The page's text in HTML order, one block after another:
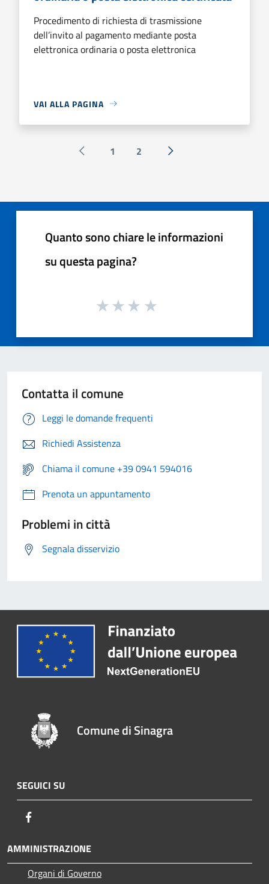
Procedimento di richiesta di trasmissione
dell’invito al pagamento mediante posta
elettronica ordinaria o posta elettronica
VAI ALLA PAGINA
Pagina precedente
1 2 Successiva »
Quanto sono chiare le informazioni
su questa pagina?
Contatta il comune
Leggi le domande frequenti
Richiedi Assistenza
Chiama il comune +39 0941 594016
Prenota un appuntamento
Problemi in città
Segnala disservizio
Comune di Sinagra
SEGUICI SU
AMMINISTRAZIONE
Organi di Governo